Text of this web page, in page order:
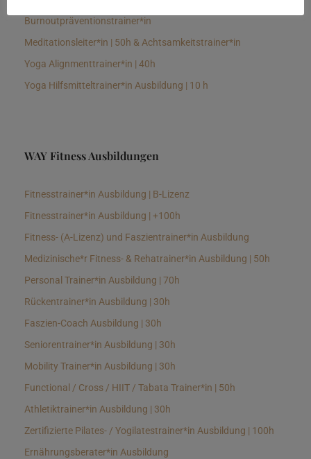
Burnoutpräventionstrainer*in
Meditationsleiter*in | 50h & Achtsamkeitstrainer*in
Yoga Alignmenttrainer*in | 40h
Yoga Hilfsmitteltrainer*in Ausbildung | 10 h
WAY Fitness Ausbildungen
Fitnesstrainer*in Ausbildung | B-Lizenz
Fitnesstrainer*in Ausbildung | +100h
Fitness- (A-Lizenz) und Faszientrainer*in Ausbildung
Medizinische*r Fitness- & Rehatrainer*in Ausbildung | 50h
Personal Trainer*in Ausbildung | 70h
Rückentrainer*in Ausbildung | 30h
Faszien-Coach Ausbildung | 30h
Seniorentrainer*in Ausbildung | 30h
Mobility Trainer*in Ausbildung | 30h
Functional / Cross / HIIT / Tabata Trainer*in | 50h
Athletiktrainer*in Ausbildung | 30h
Zertifizierte Pilates- / Yogilatestrainer*in Ausbildung | 100h
Ernährungsberater*in Ausbildung